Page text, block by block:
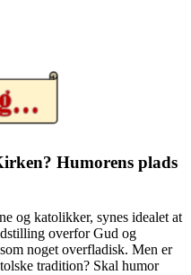
Humorens plads
og katolikker, synes idealet at
overfor Gud og
noget overfladisk. Men er
tradition? Skal humor